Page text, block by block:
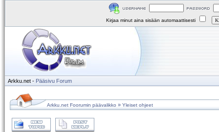
Kirjaa minut aina sisään automaattisesti
Arkku.net - Pääsivu Forum
Arkku.net Foorumin päävalikko » Yleiset ohjeet